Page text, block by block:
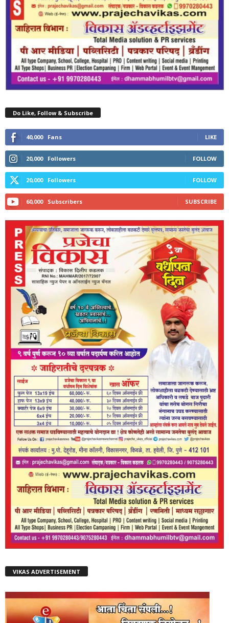
Do Like, Follow & Subscribe
40,000 Fans LIKE
20,000 Followers FOLLOW
20,000 Followers FOLLOW
60,000 Subscribers SUBSCRIBE
VIKAS ADVERTISEMENT